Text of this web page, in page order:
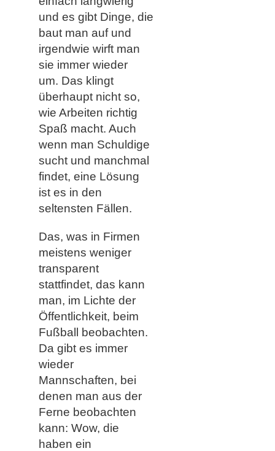
und es gibt Dinge, die
baut man auf und
irgendwie wirft man
sie immer wieder
um. Das klingt
überhaupt nicht so,
wie Arbeiten richtig
Spaß macht. Auch
wenn man Schuldige
sucht und manchmal
findet, eine Lösung
ist es in den
seltensten Fällen.
Das, was in Firmen
meistens weniger
transparent
stattfindet, das kann
man, im Lichte der
Öffentlichkeit, beim
Fußball beobachten.
Da gibt es immer
wieder
Mannschaften, bei
denen man aus der
Ferne beobachten
kann: Wow, die
haben ein